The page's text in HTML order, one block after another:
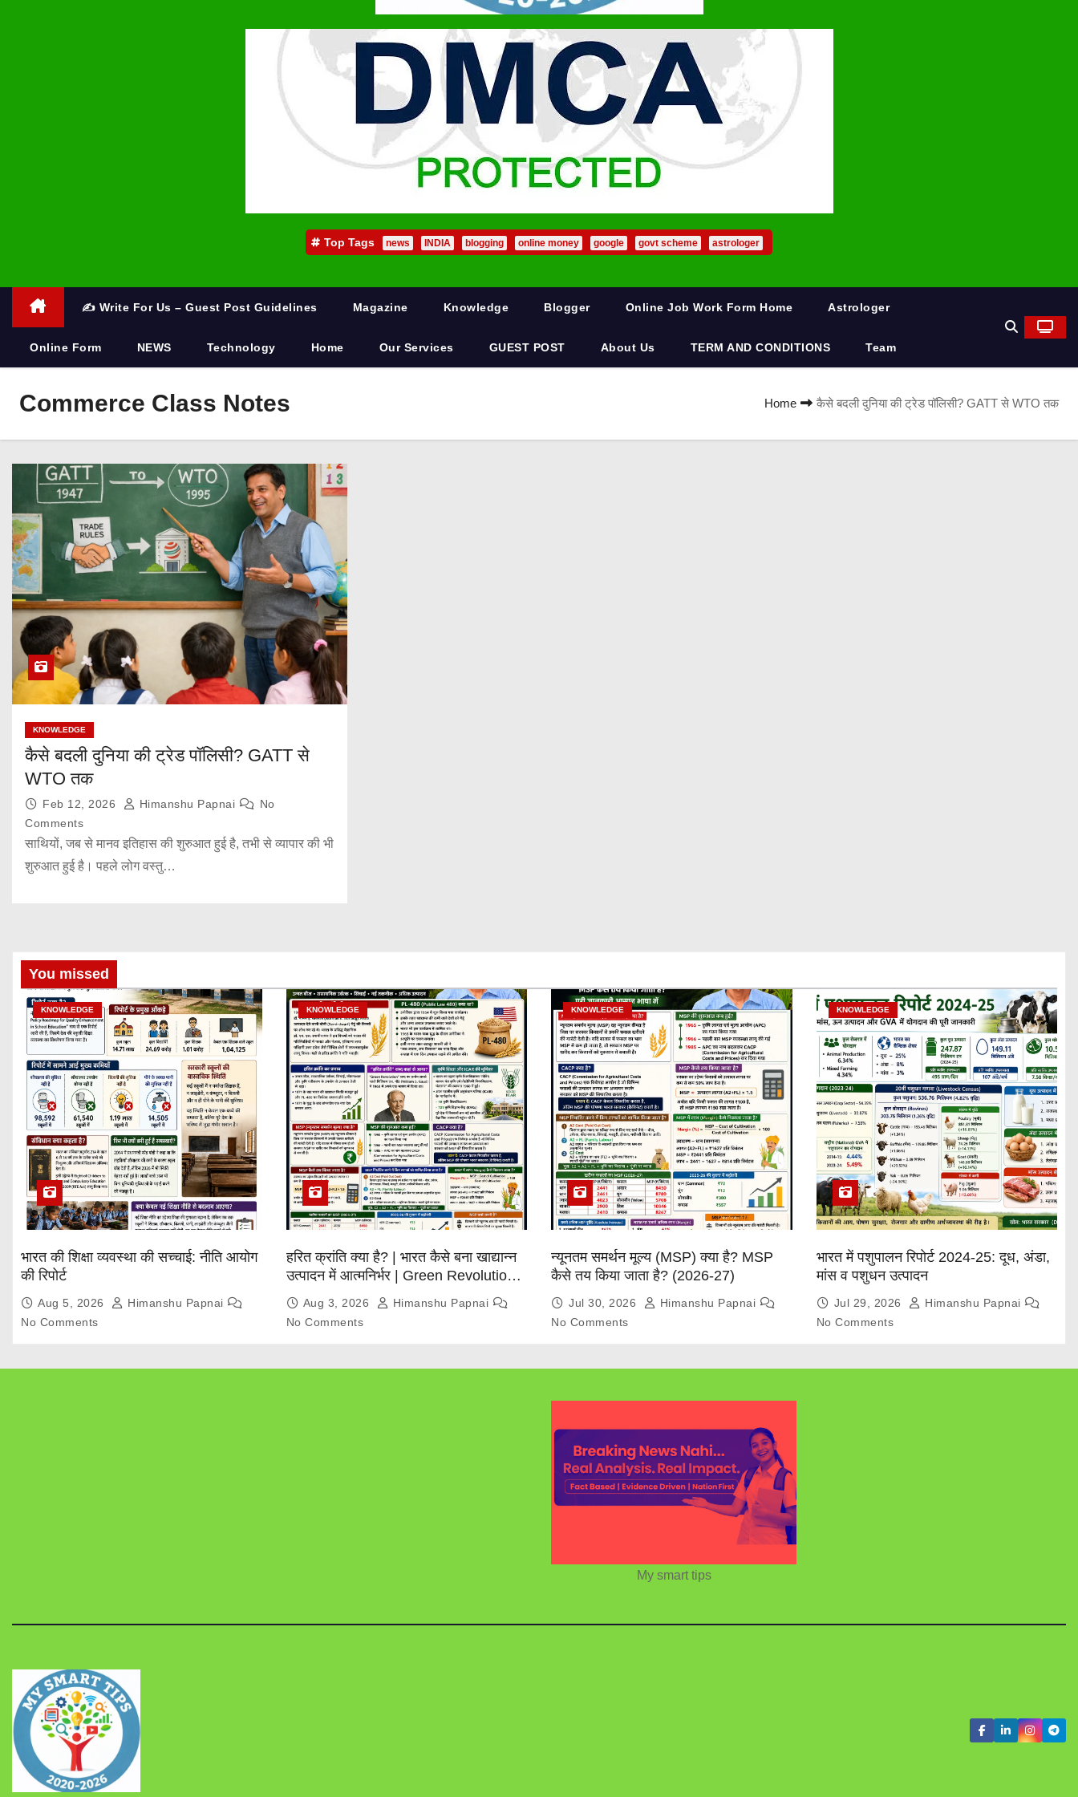
Top Tags news INDIA blogging online money google govt scheme astrologer
✍️ Write For Us – Guest Post Guidelines Magazine Knowledge Blogger Online Job Work Form Home Astrologer
Online Form NEWS Technology Home Our Services GUEST POST About Us TERM AND CONDITIONS Team
Commerce Class Notes Home कैसे बदली दुनिया की ट्रेड पॉलिसी? GATT से WTO तक
KNOWLEDGE
कैसे बदली दुनिया की ट्रेड पॉलिसी? GATT से
WTO तक
Feb 12, 2026 Himanshu Papnai
No
Comments
साथियों, जब से मानव इतिहास की शुरुआत हुई है, तभी से व्यापार की भी
शुरुआत हुई है। पहले लोग वस्तु…
You missed
KNOWLEDGE
भारत की शिक्षा व्यवस्था की सच्चाई: नीति आयोग
की रिपोर्ट
Aug 5, 2026
Himanshu Papnai
No Comments
KNOWLEDGE
हरित क्रांति क्या है? | भारत कैसे बना खाद्यान्न
उत्पादन में आत्मनिर्भर | Green Revolution
Explained
Aug 3, 2026
Himanshu Papnai
No Comments
KNOWLEDGE
न्यूनतम समर्थन मूल्य (MSP) क्या है? MSP
कैसे तय किया जाता है? (2026-27)
Jul 30, 2026
Himanshu Papnai
No Comments
KNOWLEDGE
भारत में पशुपालन रिपोर्ट 2024-25: दूध, अंडा,
मांस व पशुधन उत्पादन
Jul 29, 2026
Himanshu Papnai
No Comments
My smart tips